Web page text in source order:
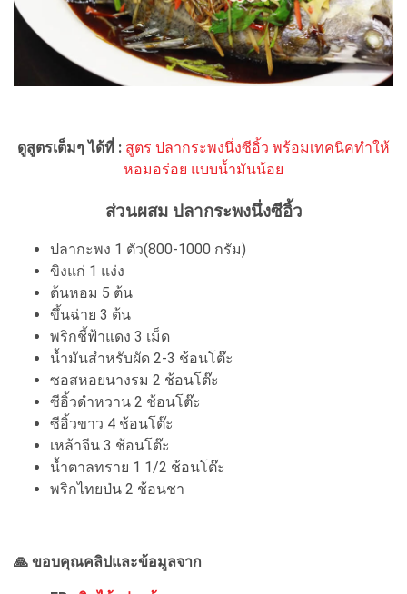
ดูสูตรเต็มๆ ได้ที่ : สูตร ปลากระพงนึ่งซีอิ้ว พร้อมเทคนิคทำให้
หอมอร่อย แบบน้ำมันน้อย
ส่วนผสม ปลากระพงนึ่งซีอิ้ว
ปลากะพง 1 ตัว(800-1000 กรัม)
ขิงแก่ 1 แง่ง
ต้นหอม 5 ต้น
ขึ้นฉ่าย 3 ต้น
พริกชี้ฟ้าแดง 3 เม็ด
น้ำมันสำหรับผัด 2-3 ช้อนโต๊ะ
ซอสหอยนางรม 2 ช้อนโต๊ะ
ซีอิ้วดำหวาน 2 ช้อนโต๊ะ
ซีอิ้วขาว 4 ช้อนโต๊ะ
เหล้าจีน 3 ช้อนโต๊ะ
น้ำตาลทราย 1 1/2 ช้อนโต๊ะ
พริกไทยป่น 2 ช้อนชา
🙏 ขอบคุณคลิปและข้อมูลจาก